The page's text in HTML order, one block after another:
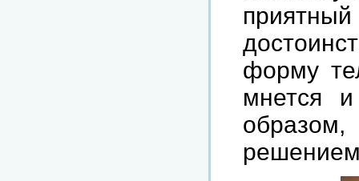
форму
мнется